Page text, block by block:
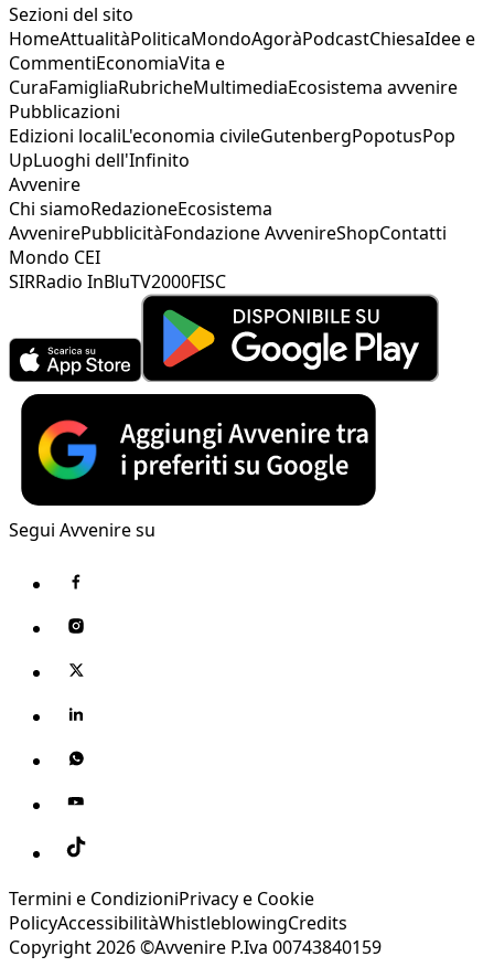
Sezioni del sito
HomeAttualitàPoliticaMondoAgoràPodcastChiesaIdee e
CommentiEconomiaVita e
CuraFamigliaRubricheMultimediaEcosistema avvenire
Pubblicazioni
Edizioni localiL'economia civileGutenbergPopotusPop
UpLuoghi dell'Infinito
Avvenire
Chi siamoRedazioneEcosistema
AvvenirePubblicitàFondazione AvvenireShopContatti
Mondo CEI
SIRRadio InBluTV2000FISC
Segui Avvenire su
Termini e CondizioniPrivacy e Cookie
PolicyAccessibilitàWhistleblowingCredits
Copyright 2026 ©Avvenire P.Iva 00743840159